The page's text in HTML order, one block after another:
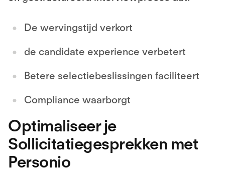
De wervingstijd verkort
de candidate experience verbetert
Betere selectiebeslissingen faciliteert
Compliance waarborgt
Optimaliseer je
Sollicitatiegesprekken met
Personio